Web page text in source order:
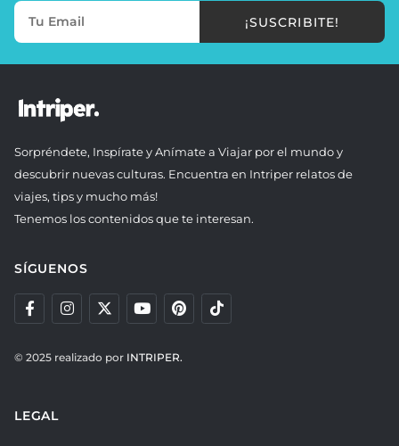
¡SUSCRIBITE!
Sorpréndete, Inspírate y Anímate a Viajar por el mundo y
descubrir nuevas culturas. Encuentra en Intriper relatos de
viajes, tips y mucho más!
Tenemos los contenidos que te interesan.
SÍGUENOS
© 2025 realizado por INTRIPER.
LEGAL